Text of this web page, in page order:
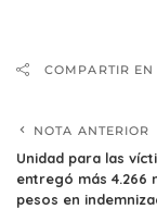
COMPARTIR EN
NOTA ANTERIOR
Unidad para las
entregó más 4.266
pesos en